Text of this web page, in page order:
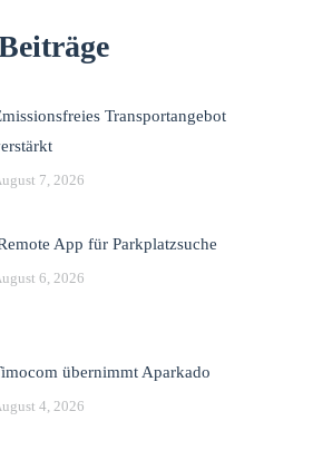
Transportangebot
7, 2026
App für Parkplatzsuche
6, 2026
übernimmt Aparkado
4, 2026